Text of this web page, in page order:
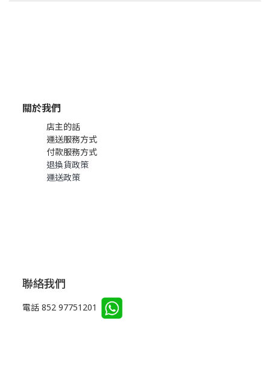
關於我們
店主的話
運送服務方式
付款服務方式
退換貨政策
運送政策
聯絡我們
電話 852 97751201